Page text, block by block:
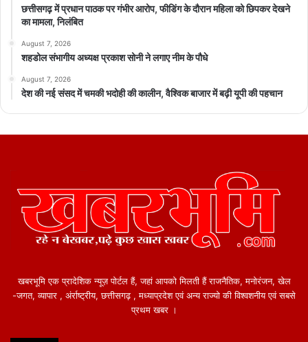
छत्तीसगढ़ में प्रधान पाठक पर गंभीर आरोप, फीडिंग के दौरान महिला को छिपकर देखने
का मामला, निलंबित
August 7, 2026
शहडोल संभागीय अध्यक्ष प्रकाश सोनी ने लगाए नीम के पौधे
August 7, 2026
देश की नई संसद में चमकी भदोही की कालीन, वैश्विक बाजार में बढ़ी यूपी की पहचान
खबरभूमि एक प्रादेशिक न्यूज़ पोर्टल हैं, जहां आपको मिलती हैं राजनैतिक, मनोरंजन, खेल
-जगत, व्यापार , अंर्राष्ट्रीय, छत्तीसगढ़ , मध्याप्रदेश एवं अन्य राज्यो की विश्वशनीय एवं सबसे
प्रथम खबर ।